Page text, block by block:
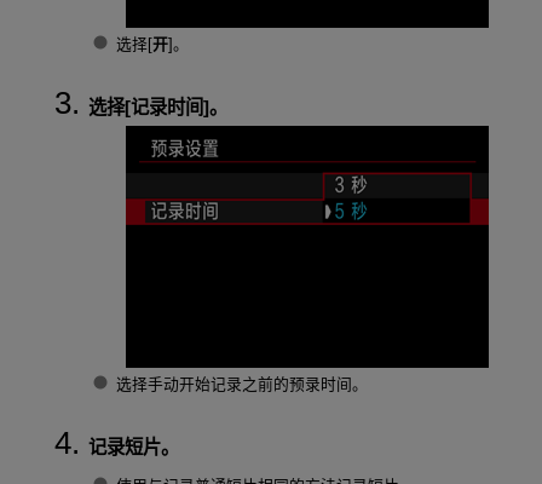
选择[开]。
选择[记录时间]。
选择手动开始记录之前的预录时间。
记录短片。